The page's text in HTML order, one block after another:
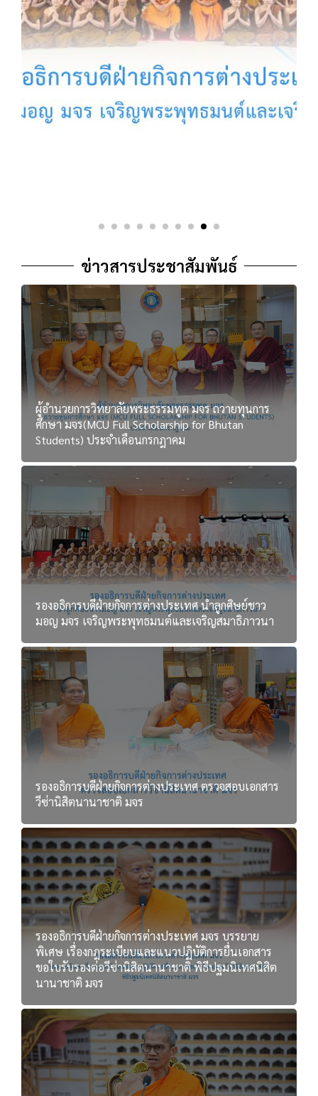
ข่าวสารประชาสัมพันธ์
ผู้อำนวยการวิทยาลัยพระธรรมทูต มจร ถวายทุนการ
ศึกษา มจร(MCU Full Scholarship for Bhutan
Students) ประจำเดือนกรกฎาคม
รองอธิการบดีฝ่ายกิจการต่างประเทศ นำลูกศิษย์ชาว
มอญ มจร เจริญพระพุทธมนต์และเจริญสมาธิภาวนา
รองอธิการบดีฝ่ายกิจการต่างประเทศ ตรวจสอบเอกสาร
วีซ่านิสิตนานาชาติ มจร
รองอธิการบดีฝ่ายกิจการต่างประเทศ มจร บรรยาย
พิเศษ เรื่องกฎระเบียบและแนวปฏิบัติการยื่นเอกสาร
ขอใบรับรองต่อวีซ่านิสิตนานาชาติ พิธีปฐมนิเทศนิสิต
นานาชาติ มจร